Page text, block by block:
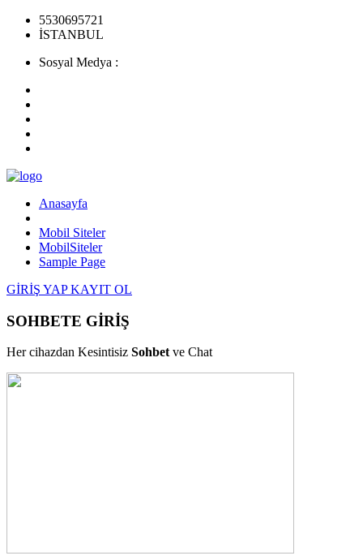
5530695721
İSTANBUL
Sosyal Medya :
Anasayfa
Mobil Siteler
MobilSiteler
Sample Page
GİRİŞ YAP KAYIT OL
SOHBETE GİRİŞ
Her cihazdan Kesintisiz Sohbetve Chat